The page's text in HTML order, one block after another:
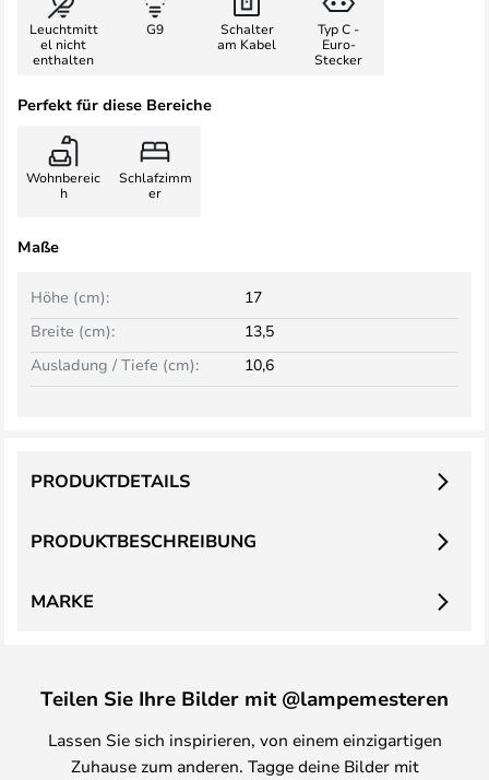
Leuchtmitt
el nicht
enthalten
G9
Schalter
am Kabel
Typ C -
Euro-
Stecker
Perfekt für diese Bereiche
Wohnbereic
h
Schlafzimm
er
Maße
Breite (cm): 13,5
Höhe (cm): 17
Ausladung / Tiefe (cm): 10,6
PRODUKTBESCHREIBUNG
PRODUKTDETAILS
MARKE
Teilen Sie Ihre Bilder mit @lampemesteren
Lassen Sie sich inspirieren, von einem einzigartigen
Zuhause zum anderen. Tagge deine Bilder mit